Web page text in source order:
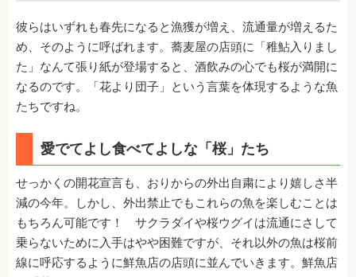
彼らはいずれも春先になると漁獲が増え、流通量が増えるた
め、そのように呼ばれます。蕎麦屋の店頭に「稚鮎入りまし
た」なんて張り紙が登場すると、酒飲みの心でも桜が満開に
なるのです。「花より団子」という言葉を体現するような魚
たちですね。
愛でてよし食べてよしな「桜」たち
せっかくの開花宣言も、おりからの外出自粛により嬉しさ半
減の今年。しかし、外出禁止でもこれらの魚を楽しむことは
もちろん可能です！ サクラダイや桜ウグイは流通にさして
乗らないために入手はやや困難ですが、それ以外の魚は桜前
線に呼応するように鮮魚店の店頭に並んでいきます。鮮魚店